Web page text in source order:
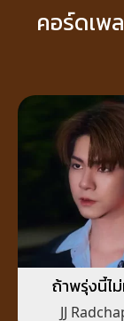
คอร์ดเพ
ถ้าพรุ่งนี้ไ
(Before
JJ